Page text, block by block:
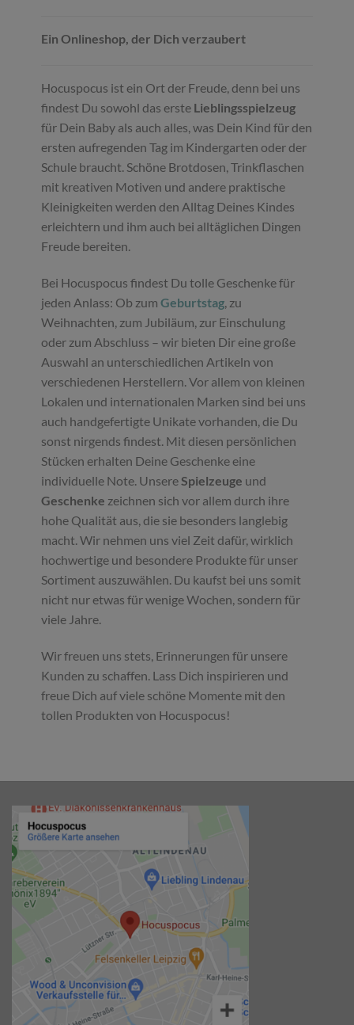
Ein Onlineshop, der Dich verzaubert
Hocuspocus ist ein Ort der Freude, denn bei uns
findest Du sowohl das erste Lieblingsspielzeug
für Dein Baby als auch alles, was Dein Kind für den
ersten aufregenden Tag im Kindergarten oder der
Schule braucht. Schöne Brotdosen, Trinkflaschen
mit kreativen Motiven und andere praktische
Kleinigkeiten werden den Alltag Deines Kindes
erleichtern und ihm auch bei alltäglichen Dingen
Freude bereiten.
Bei Hocuspocus findest Du tolle Geschenke für
jeden Anlass: Ob zumGeburtstag, zu
Weihnachten, zum Jubiläum, zur Einschulung
oder zum Abschluss – wir bieten Dir eine große
Auswahl an unterschiedlichen Artikeln von
verschiedenen Herstellern. Vor allem von kleinen
Lokalen und internationalen Marken sind bei uns
auch handgefertigte Unikate vorhanden, die Du
sonst nirgends findest. Mit diesen persönlichen
Stücken erhalten Deine Geschenke eine
individuelle Note. UnsereSpielzeuge und
Geschenke zeichnen sich vor allem durch ihre
hohe Qualität aus, die sie besonders langlebig
macht. Wir nehmen uns viel Zeit dafür, wirklich
hochwertige und besondere Produkte für unser
Sortiment auszuwählen. Du kaufst bei uns somit
nicht nur etwas für wenige Wochen, sondern für
viele Jahre.
Wir freuen uns stets, Erinnerungen für unsere
Kunden zu schaffen. Lass Dich inspirieren und
freue Dich auf viele schöne Momente mit den
tollen Produkten von Hocuspocus!